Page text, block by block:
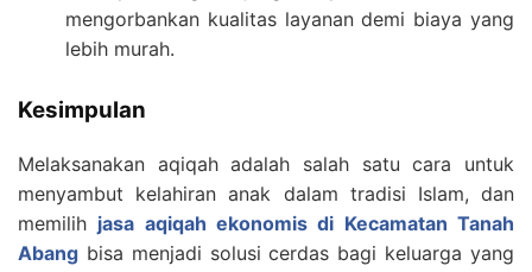
mengorbankan kualitas layanan demi biaya yang
lebih murah.
Kesimpulan
Melaksanakan aqiqah adalah salah satu cara untuk
menyambut kelahiran anak dalam tradisi Islam, dan
memilih jasa aqiqah ekonomis di Kecamatan Tanah
Abang bisa menjadi solusi cerdas bagi keluarga yang